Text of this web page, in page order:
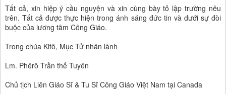
Tất cả, xin hiệp ý cầu nguyện và xin cùng bày tỏ lập trường nêu
trên. Tất cả được thực hiện trong ánh sáng đức tin và dưới sự đòi
buộc của lương tâm Công Giáo.
Trong chúa Kitô, Mục Tử nhân lành
Lm. Phêrô Trần thế Tuyên
Chủ tịch Liên Giáo Sĩ & Tu Sĩ Công Giáo Việt Nam tại Canada